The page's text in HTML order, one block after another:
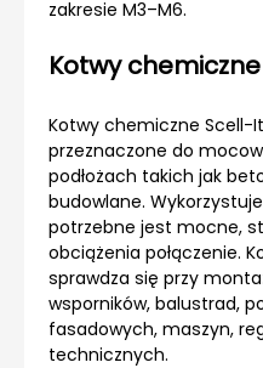
zakresie M3–M6.
Kotwy
Kotwy chemiczne Scell-
przeznaczone do
podłożach takich jak
budowlane.
potrzebne jest mocne,
obciążenia połączenie.
sprawdza się przy
wsporników, balustrad,
fasadowych, maszyn,
technicznych.